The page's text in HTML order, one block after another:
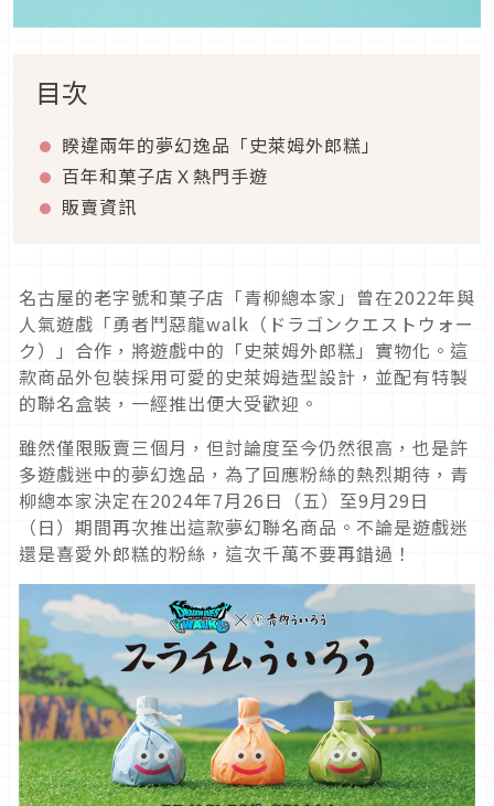
目次
睽違兩年的夢幻逸品「史萊姆外郎糕」
百年和菓子店Ｘ熱門手遊
販賣資訊
名古屋的老字號和菓子店「青柳總本家」曾在2022年與
人氣遊戲「勇者鬥惡龍walk（ドラゴンクエストウォー
ク）」合作，將遊戲中的「史萊姆外郎糕」實物化。這
款商品外包裝採用可愛的史萊姆造型設計，並配有特製
的聯名盒裝，一經推出便大受歡迎。
雖然僅限販賣三個月，但討論度至今仍然很高，也是許
多遊戲迷中的夢幻逸品，為了回應粉絲的熱烈期待，青
柳總本家決定在2024年7月26日（五）至9月29日
（日）期間再次推出這款夢幻聯名商品。不論是遊戲迷
還是喜愛外郎糕的粉絲，這次千萬不要再錯過！